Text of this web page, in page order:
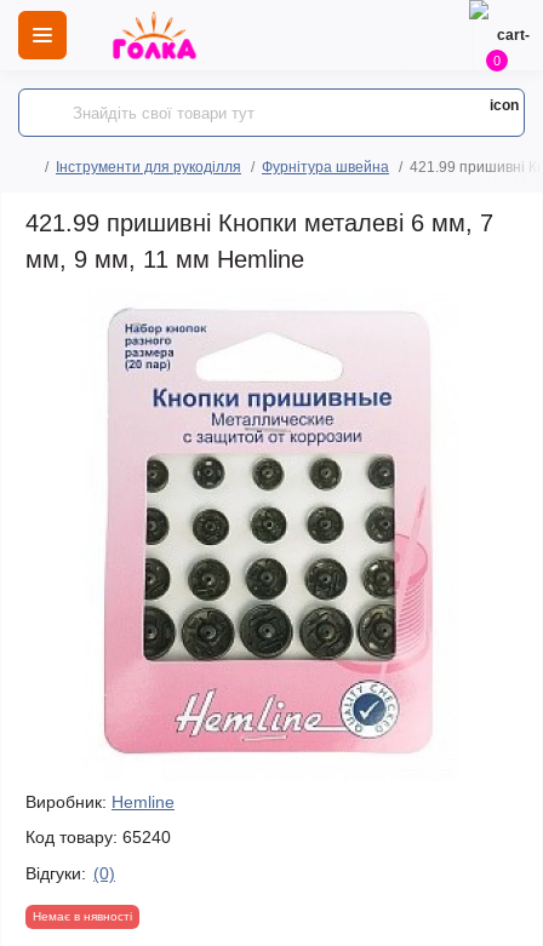
0
Інструменти для рукоділля Фурнітура швейна 421.99 пришивні
421.99 пришивні Кнопки металеві 6 мм, 7
мм, 9 мм, 11 мм Hemline
Виробник: Hemline
Код товару: 65240
Відгуки: (0)
Немає в нявності